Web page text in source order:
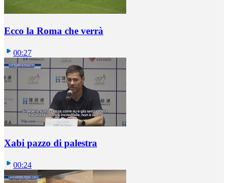
Ecco la Roma che verrà
00:27
Xabi pazzo di palestra
00:24